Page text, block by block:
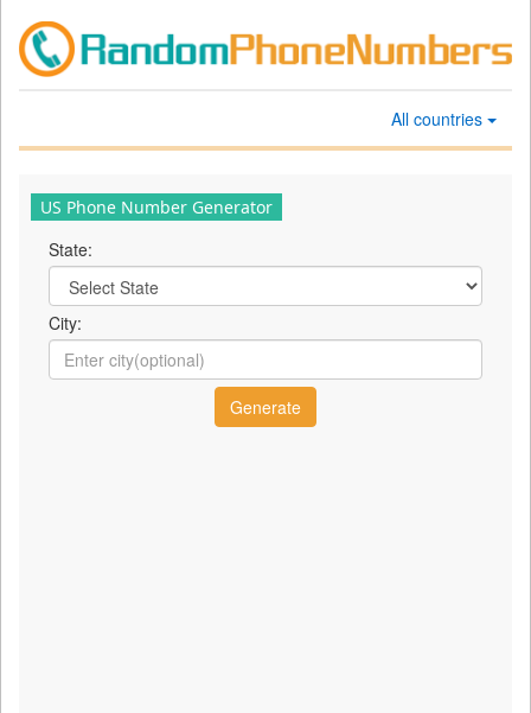
All countries
US Phone Number Generator
State:
City: